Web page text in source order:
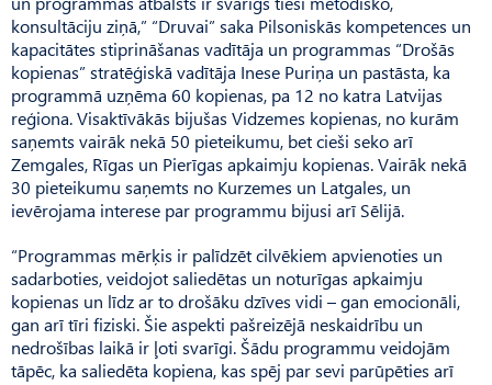
konsultāciju ziņā,” “Druvai” saka Pilsoniskās kompetences un
kapacitātes stiprināšanas vadītāja un programmas “Drošās
kopienas” stratēģiskā vadītāja Inese Puriņa un pastāsta, ka
programmā uzņēma 60 kopienas, pa 12 no katra Latvijas
reģiona. Visaktīvākās bijušas Vidzemes kopienas, no kurām
saņemts vairāk nekā 50 pieteikumu, bet cieši seko arī
Zemgales, Rīgas un Pierīgas apkaimju kopienas. Vairāk nekā
30 pieteikumu saņemts no Kurzemes un Latgales, un
ievērojama interese par programmu bijusi arī Sēlijā.
“Programmas mērķis ir palīdzēt cilvēkiem apvienoties un
sadarboties, veidojot saliedētas un noturīgas apkaimju
kopienas un līdz ar to drošāku dzīves vidi – gan emocionāli,
gan arī tīri fiziski. Šie aspekti pašreizējā neskaidrību un
nedrošības laikā ir ļoti svarīgi. Šādu programmu veidojām
tāpēc, ka saliedēta kopiena, kas spēj par sevi parūpēties arī